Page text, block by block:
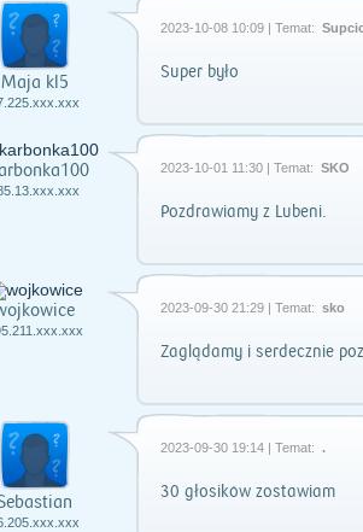
Maja kl5
2023-10-08 10:09 | Temat:
Super było
2023-10-01 11:30 | Temat: SKO
Pozdrawiamy z Lubeni.
2023-09-30 21:29 | Temat: sko
Zaglądamy i serdecznie
2023-09-30 19:14 | Temat: .
30 głosików zostawiam